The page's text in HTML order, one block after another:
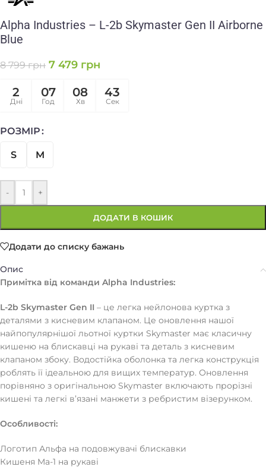
Alpha Industries – L-2b Skymaster Gen II Airborne
Blue
8 799грн 7 479 грн
2
Дні
07
Год
08
Хв
43
Сек
РОЗМІР
S M
- +
ДОДАТИ В КОШИК
Додати до списку бажань
Опис
Примітка від команди Alpha Industries:
L-2b Skymaster Gen II – це легка нейлонова куртка з
деталями з кисневим клапаном. Це оновлення нашої
найпопулярнішої льотної куртки Skymaster має класичну
кишеню на блискавці на рукаві та деталь з кисневим
клапаном збоку. Водостійка оболонка та легка конструкція
роблять її ідеальною для вищих температур. Оновлення
порівняно з оригінальною Skymaster включають прорізні
кишені та легкі в’язані манжети з ребристим візерунком.
Особливості:
Логотип Альфа на подовжувачі блискавки
Кишеня Ma-1 на рукаві